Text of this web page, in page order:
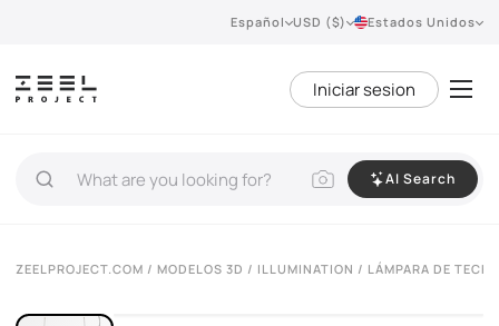
Español USD ($) Estados Unidos
Iniciar sesion
AI Search
ZEELPROJECT.COM / MODELOS 3D / ILLUMINATION / LÁMPARA DE
VIEW 360°